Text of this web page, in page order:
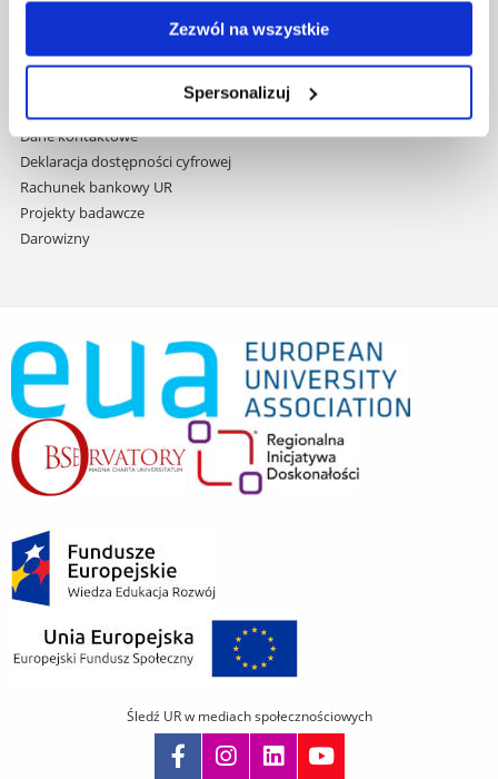
Zezwól na wszystkie
Spersonalizuj
Fundusze strukturalne
Projekty współfinansowane przez UE
Projekty realizowane z KPO
Dane kontaktowe
Deklaracja dostępności cyfrowej
Rachunek bankowy UR
Projekty badawcze
Darowizny
Śledź UR w mediach społecznościowych